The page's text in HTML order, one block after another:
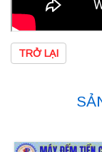
TRỞ LẠI